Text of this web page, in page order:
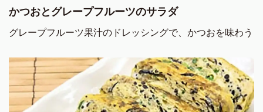
かつおとグレープフルーツのサラダ
グレープフルーツ果汁のドレッシングで、かつおを味わう